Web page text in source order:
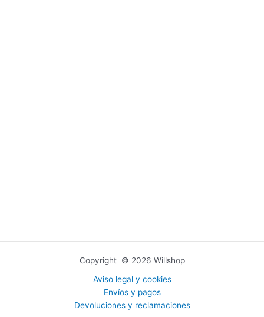
Copyright © 2026 Willshop
Aviso legal y cookies
Envíos y pagos
Devoluciones y reclamaciones